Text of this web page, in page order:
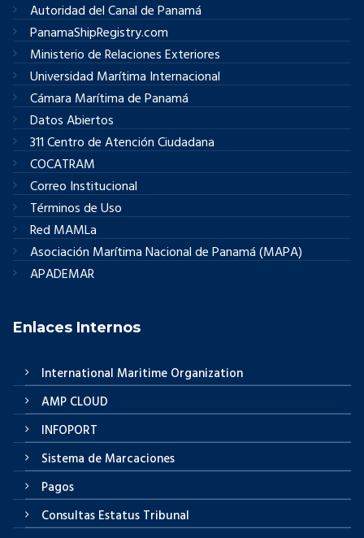
Autoridad del Canal de Panamá
PanamaShipRegistry.com
Ministerio de Relaciones Exteriores
Universidad Marítima Internacional
Cámara Marítima de Panamá
Datos Abiertos
311 Centro de Atención Ciudadana
COCATRAM
Correo Institucional
Términos de Uso
Red MAMLa
Asociación Marítima Nacional de Panamá (MAPA)
APADEMAR
Enlaces Internos
International Maritime Organization
AMP CLOUD
INFOPORT
Sistema de Marcaciones
Pagos
Consultas Estatus Tribunal